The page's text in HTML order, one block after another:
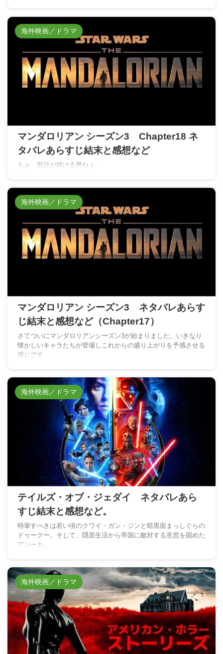
海外映画／ドラマ
マンダロリアン シーズン3 Chapter18 ネ
タバレあらすじ結末と感想など
もぉ、世話が焼ける男ねぇ。
海外映画／ドラマ
マンダロリアン シーズン3 ネタバレあらす
じ結末と感想など（Chapter17）
さてついにマンダロリアンシーズン3が始まりました。いきなり
懐かしいキャラたちが登場しこれからの盛り上がりを予感させる
感じです。
海外映画／ドラマ
テイルズ・オブ・ジェダイ ネタバレあら
すじ結末と感想など。
特筆すべきは若い頃のクワイ・ガン・ジンと暗黒面まっしぐらの
ドゥークー。そして、隠居生活から帝国に敵対する意思を固めた
アソーカ。
海外映画／ドラマ